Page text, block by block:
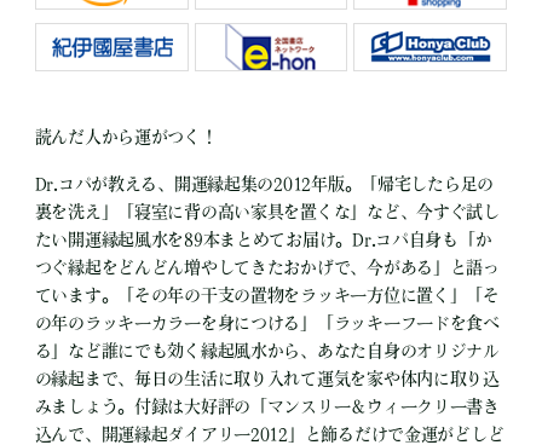
読んだ人から運がつく！
Dr.コパが教える、開運縁起集の2012年版。「帰宅したら足の
裏を洗え」「寝室に背の高い家具を置くな」など、今すぐ試し
たい開運縁起風水を89本まとめてお届け。Dr.コパ自身も「か
つぐ縁起をどんどん増やしてきたおかげで、今がある」と語っ
ています。「その年の干支の置物をラッキー方位に置く」「そ
の年のラッキーカラーを身につける」「ラッキーフードを食べ
る」など誰にでも効く縁起風水から、あなた自身のオリジナル
の縁起まで、毎日の生活に取り入れて運気を家や体内に取り込
みましょう。付録は大好評の「マンスリー＆ウィークリー書き
込んで、開運縁起ダイアリー2012」と飾るだけで金運がどしど